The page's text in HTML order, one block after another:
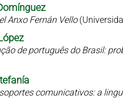
Anxo Fernán Vello
de português do Brasil:
comunicativos: a